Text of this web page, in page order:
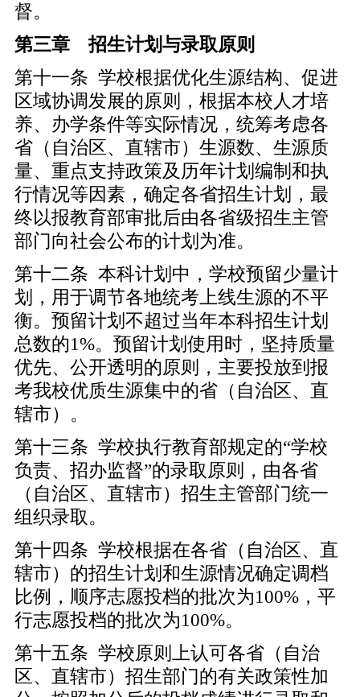
督。
第三章 招生计划与录取原则
第十一条 学校根据优化生源结构、促进
区域协调发展的原则，根据本校人才培
养、办学条件等实际情况，统筹考虑各
省（自治区、直辖市）生源数、生源质
量、重点支持政策及历年计划编制和执
行情况等因素，确定各省招生计划，最
终以报教育部审批后由各省级招生主管
部门向社会公布的计划为准。
第十二条 本科计划中，学校预留少量计
划，用于调节各地统考上线生源的不平
衡。预留计划不超过当年本科招生计划
总数的1%。预留计划使用时，坚持质量
优先、公开透明的原则，主要投放到报
考我校优质生源集中的省（自治区、直
辖市）。
第十三条 学校执行教育部规定的“学校
负责、招办监督”的录取原则，由各省
（自治区、直辖市）招生主管部门统一
组织录取。
第十四条 学校根据在各省（自治区、直
辖市）的招生计划和生源情况确定调档
比例，顺序志愿投档的批次为100%，平
行志愿投档的批次为100%。
第十五条 学校原则上认可各省（自治
区、直辖市）招生部门的有关政策性加